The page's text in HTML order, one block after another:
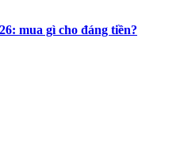
mua gì cho đáng tiền?